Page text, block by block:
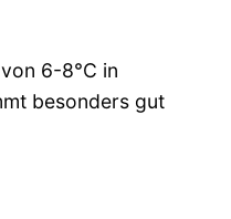
6-8°C in
besonders gut